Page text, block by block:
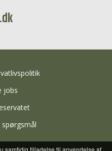
jobs
samtidig tilladelse til anvendelse af